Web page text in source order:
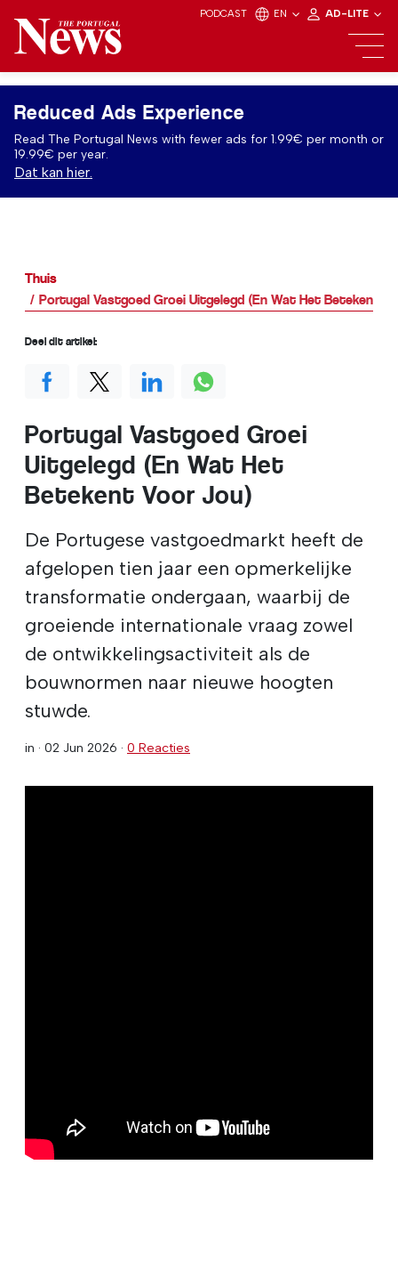
PODCAST EN AD-LITE
Reduced Ads Experience
Read The Portugal News with fewer ads for 1.99€ per month or
19.99€ per year.
Dat kan hier.
Thuis
Portugal Vastgoed Groei Uitgelegd (En Wat Het Betekent
Portugal Vastgoed Groei
Uitgelegd (En Wat Het
Betekent Voor Jou)
De Portugese vastgoedmarkt heeft de
afgelopen tien jaar een opmerkelijke
transformatie ondergaan, waarbij de
groeiende internationale vraag zowel
de ontwikkelingsactiviteit als de
bouwnormen naar nieuwe hoogten
stuwde.
in · 02 Jun 2026 · 0 Reacties
Deel dit artikel: